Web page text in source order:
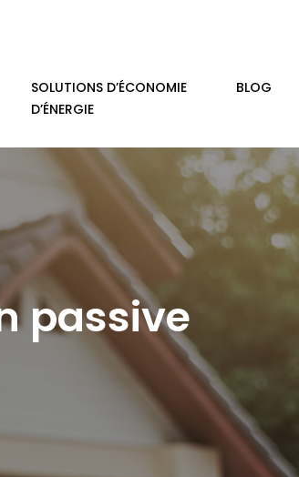
SOLUTIONS D’ÉCONOMIE
D’ÉNERGIE
BLOG
passive